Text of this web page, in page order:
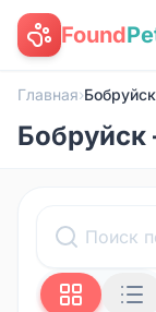
Found
Главная›Бобруйск